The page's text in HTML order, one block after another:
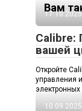
Вам
17.10.2025
Calibre:
вашей
Откройте
управления
электронных
10.09.2025